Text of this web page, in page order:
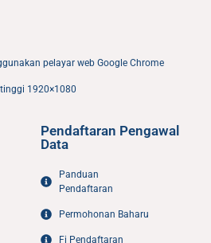
pelayar web Google Chrome
1920×1080
Pendaftaran Pengawal
Data
Panduan
Pendaftaran
Permohonan Baharu
Fi Pendaftaran